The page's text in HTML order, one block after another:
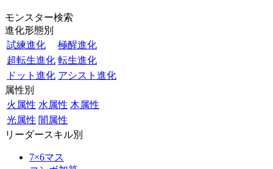
モンスター検索
進化形態別
試練進化
極醒進化
超転生進化 転生進化
ドット進化 アシスト進化
属性別
火属性 水属性 木属性
光属性 闇属性
リーダースキル別
7×6マス